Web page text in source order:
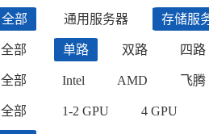
全部 通用服务器 存储服
全部 单路 双路 四路
全部 Intel AMD 飞腾
全部 1-2 GPU 4 GPU